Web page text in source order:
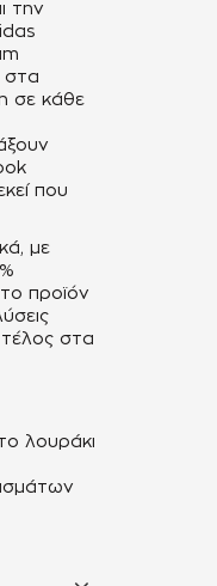
την
στα
σε κάθε
που
με
προϊόν
στα
λουράκι